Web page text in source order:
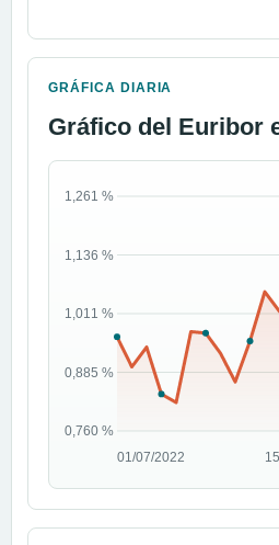
GRÁFICA DIARIA
Gráfico del Euribor